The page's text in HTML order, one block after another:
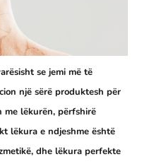
se jemi më të
një sërë produktesh për
me lëkurën, përfshirë
lëkura e ndjeshme është
dhe lëkura perfekte